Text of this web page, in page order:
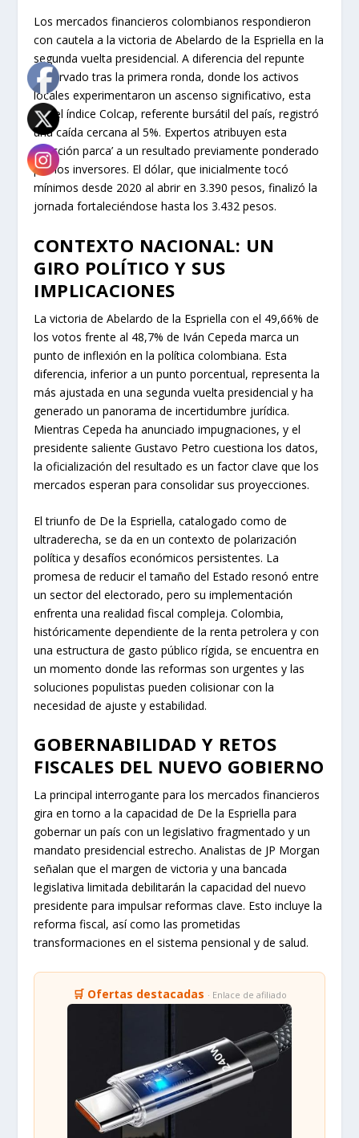
Los mercados financieros colombianos respondieron
con cautela a la victoria de Abelardo de la Espriella en la
segunda vuelta presidencial. A diferencia del repunte
observado tras la primera ronda, donde los activos
locales experimentaron un ascenso significativo, esta
vez el índice Colcap, referente bursátil del país, registró
una caída cercana al 5%. Expertos atribuyen esta
‘reacción parca’ a un resultado previamente ponderado
por los inversores. El dólar, que inicialmente tocó
mínimos desde 2020 al abrir en 3.390 pesos, finalizó la
jornada fortaleciéndose hasta los 3.432 pesos.
CONTEXTO NACIONAL: UN
GIRO POLÍTICO Y SUS
IMPLICACIONES
La victoria de Abelardo de la Espriella con el 49,66% de
los votos frente al 48,7% de Iván Cepeda marca un
punto de inflexión en la política colombiana. Esta
diferencia, inferior a un punto porcentual, representa la
más ajustada en una segunda vuelta presidencial y ha
generado un panorama de incertidumbre jurídica.
Mientras Cepeda ha anunciado impugnaciones, y el
presidente saliente Gustavo Petro cuestiona los datos,
la oficialización del resultado es un factor clave que los
mercados esperan para consolidar sus proyecciones.
El triunfo de De la Espriella, catalogado como de
ultraderecha, se da en un contexto de polarización
política y desafíos económicos persistentes. La
promesa de reducir el tamaño del Estado resonó entre
un sector del electorado, pero su implementación
enfrenta una realidad fiscal compleja. Colombia,
históricamente dependiente de la renta petrolera y con
una estructura de gasto público rígida, se encuentra en
un momento donde las reformas son urgentes y las
soluciones populistas pueden colisionar con la
necesidad de ajuste y estabilidad.
GOBERNABILIDAD Y RETOS
FISCALES DEL NUEVO GOBIERNO
La principal interrogante para los mercados financieros
gira en torno a la capacidad de De la Espriella para
gobernar un país con un legislativo fragmentado y un
mandato presidencial estrecho. Analistas de JP Morgan
señalan que el margen de victoria y una bancada
legislativa limitada debilitarán la capacidad del nuevo
presidente para impulsar reformas clave. Esto incluye la
reforma fiscal, así como las prometidas
transformaciones en el sistema pensional y de salud.
🛒 Ofertas destacadas · Enlace de afiliado